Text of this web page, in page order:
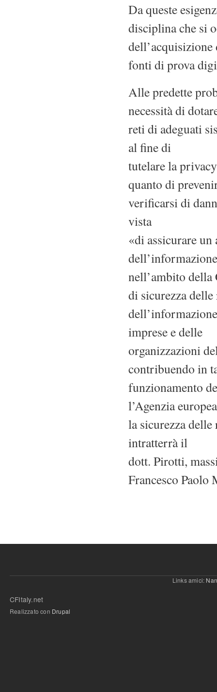
Da queste
disciplina che si
dell’acquisizione
fonti di prova
Alle predette
necessità di
reti di adeguati
al fine di
tutelare la
quanto di
verificarsi di
vista
«di assicurare
dell’informazione
nell’ambito
di sicurezza delle
imprese e delle
organizzazioni
contribuendo in
funzionamento
l’Agenzia
la sicurezza
intratterrà il
dott. Pirotti,
Francesco Paolo
Links amici:
CFItaly.net
Realizzato con Drupal